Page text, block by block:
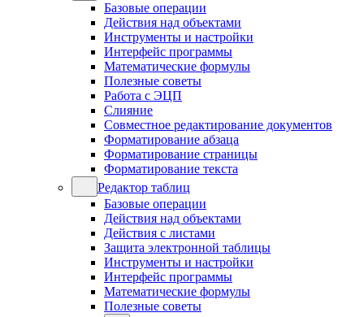
Базовые операции
Действия над объектами
Инструменты и настройки
Интерфейс программы
Математические формулы
Полезные советы
Работа с ЭЦП
Слияние
Совместное редактирование документов
Форматирование абзаца
Форматирование страницы
Форматирование текста
Редактор таблиц
Базовые операции
Действия над объектами
Действия с листами
Защита электронной таблицы
Инструменты и настройки
Интерфейс программы
Математические формулы
Полезные советы